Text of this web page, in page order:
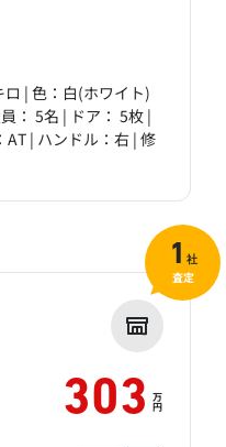
| 色：白(ホワイト)
： 5名 | ドア： 5枚 |
| ハンドル：右 | 修
303 万
円
1 社
査定